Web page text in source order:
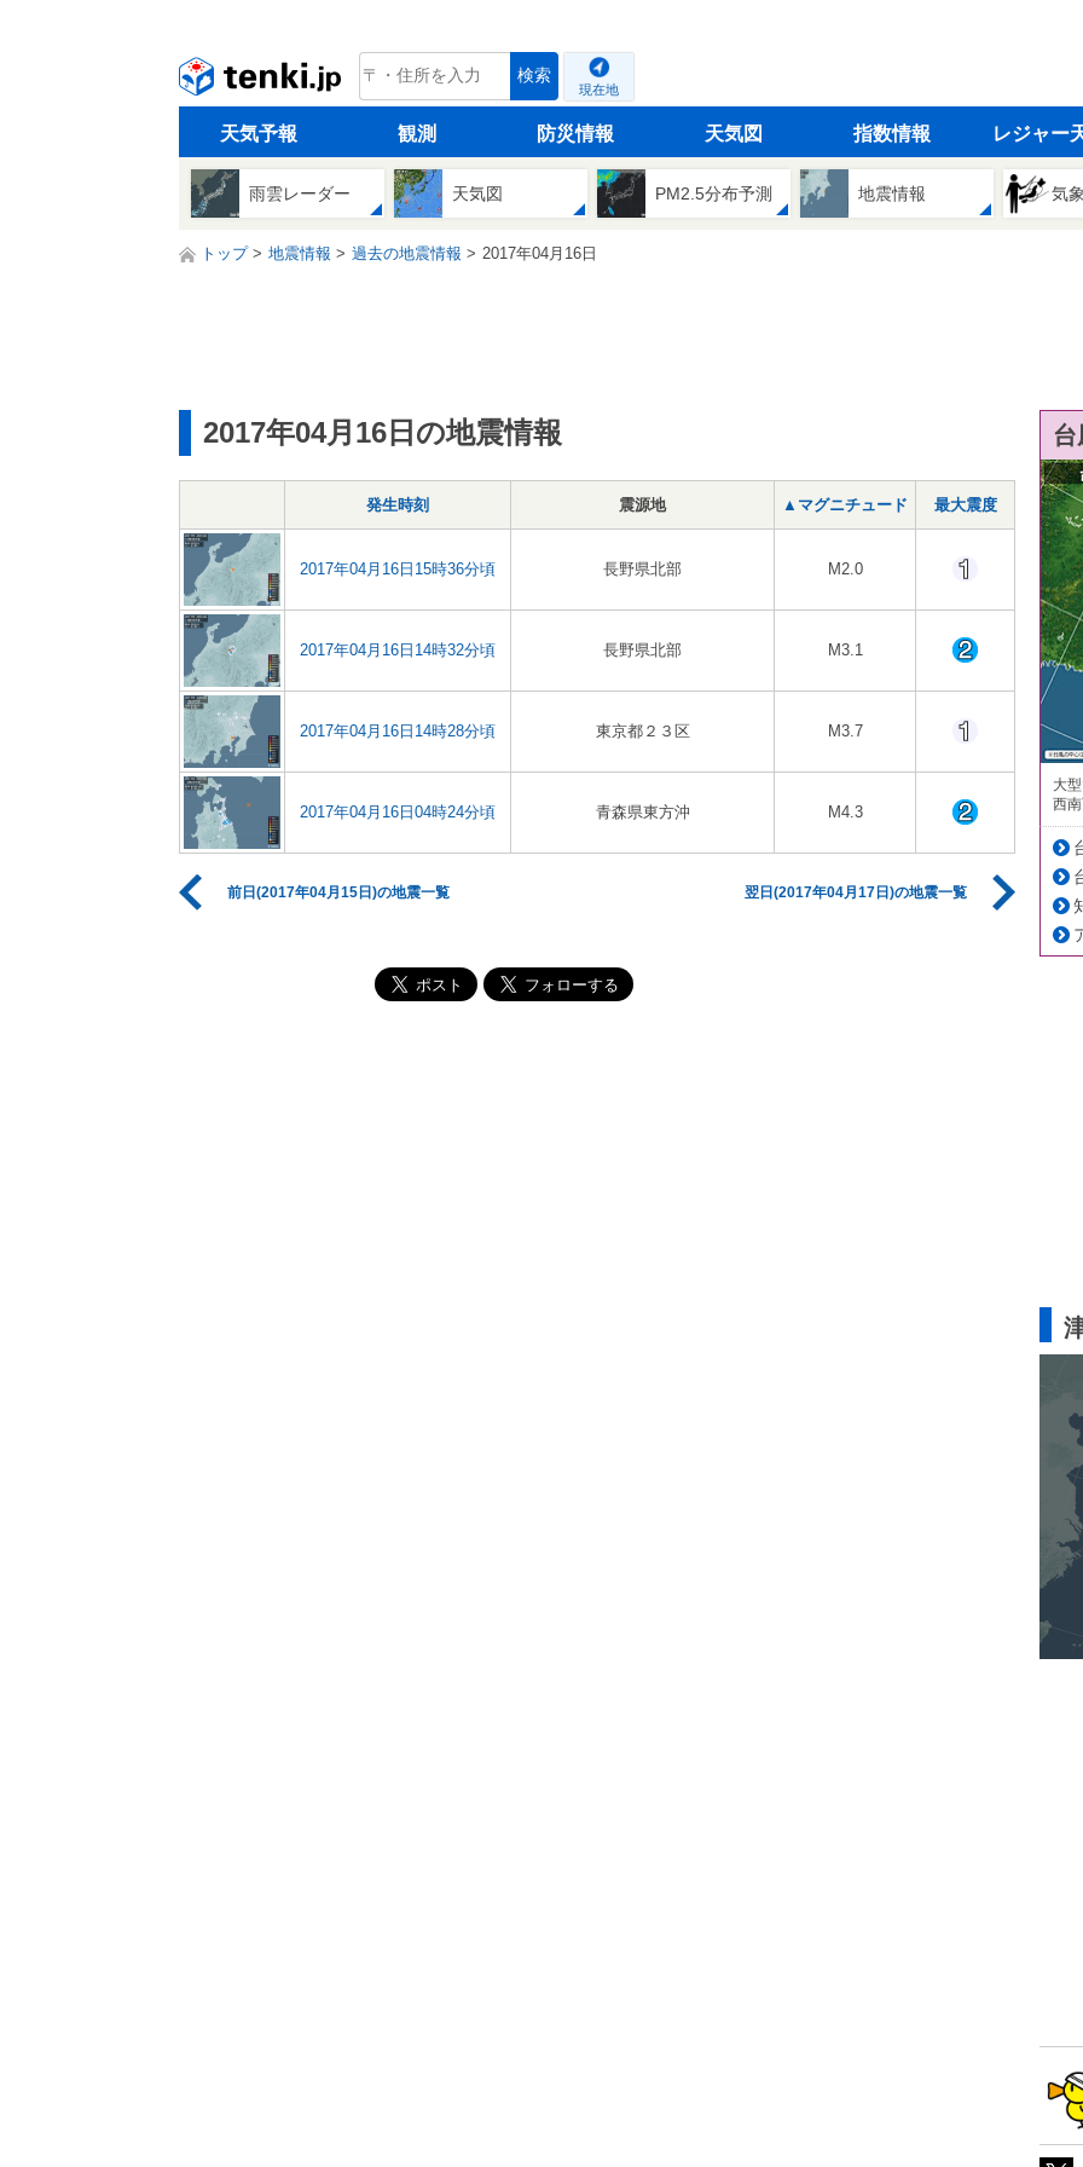
tenki.jp 検索
現在地
天気予報 観測 防災情報 天気図 指数情報 レジャー
雨雲レーダー 天気図 PM2.5分布予測 地震情報 気
トップ 地震情報 過去の地震情報 2017年04月16日
2017年04月16日の地震情報
発生時刻 震源地 ▲マグニチュード 最大震度
2017年04月16日15時36分頃 長野県北部 M2.0
2017年04月16日14時32分頃 長野県北部 M3.1
2017年04月16日14時28分頃 東京都２３区 M3.7
2017年04月16日04時24分頃 青森県東方沖 M4.3
前日(2017年04月15日)の地震一覧 翌日(2017年04月17日)の地震一覧
大
西